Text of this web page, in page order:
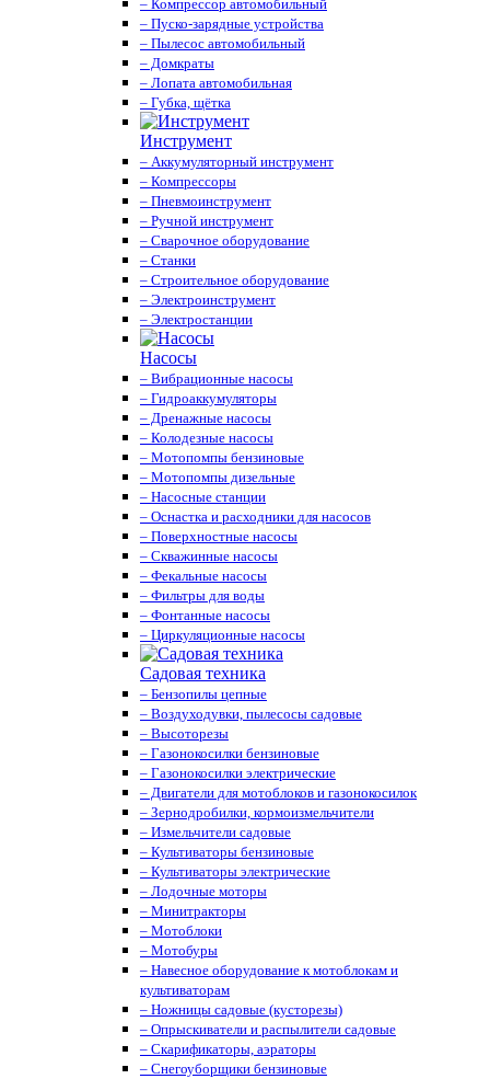
– Компрессор автомобильный
– Пуско-зарядные устройства
– Пылесос автомобильный
– Домкраты
– Лопата автомобильная
– Губка, щётка
Инструмент
– Аккумуляторный инструмент
– Компрессоры
– Пневмоинструмент
– Ручной инструмент
– Сварочное оборудование
– Станки
– Строительное оборудование
– Электроинструмент
– Электростанции
Насосы
– Вибрационные насосы
– Гидроаккумуляторы
– Дренажные насосы
– Колодезные насосы
– Мотопомпы бензиновые
– Мотопомпы дизельные
– Насосные станции
– Оснастка и расходники для насосов
– Поверхностные насосы
– Скважинные насосы
– Фекальные насосы
– Фильтры для воды
– Фонтанные насосы
– Циркуляционные насосы
Садовая техника
– Бензопилы цепные
– Воздуходувки, пылесосы садовые
– Высоторезы
– Газонокосилки бензиновые
– Газонокосилки электрические
– Двигатели для мотоблоков и газонокосилок
– Зернодробилки, кормоизмельчители
– Измельчители садовые
– Культиваторы бензиновые
– Культиваторы электрические
– Лодочные моторы
– Минитракторы
– Мотоблоки
– Мотобуры
– Навесное оборудование к мотоблокам и
культиваторам
– Ножницы садовые (кусторезы)
– Опрыскиватели и распылители садовые
– Скарификаторы, аэраторы
– Снегоуборщики бензиновые